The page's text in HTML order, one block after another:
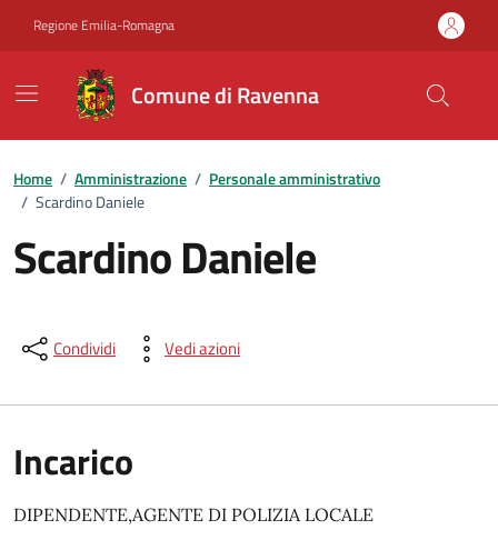
Regione Emilia-Romagna
Comune di Ravenna
Home / Amministrazione / Personale amministrativo
/ Scardino Daniele
Scardino Daniele
Condividi Vedi azioni
Incarico
DIPENDENTE,AGENTE DI POLIZIA LOCALE